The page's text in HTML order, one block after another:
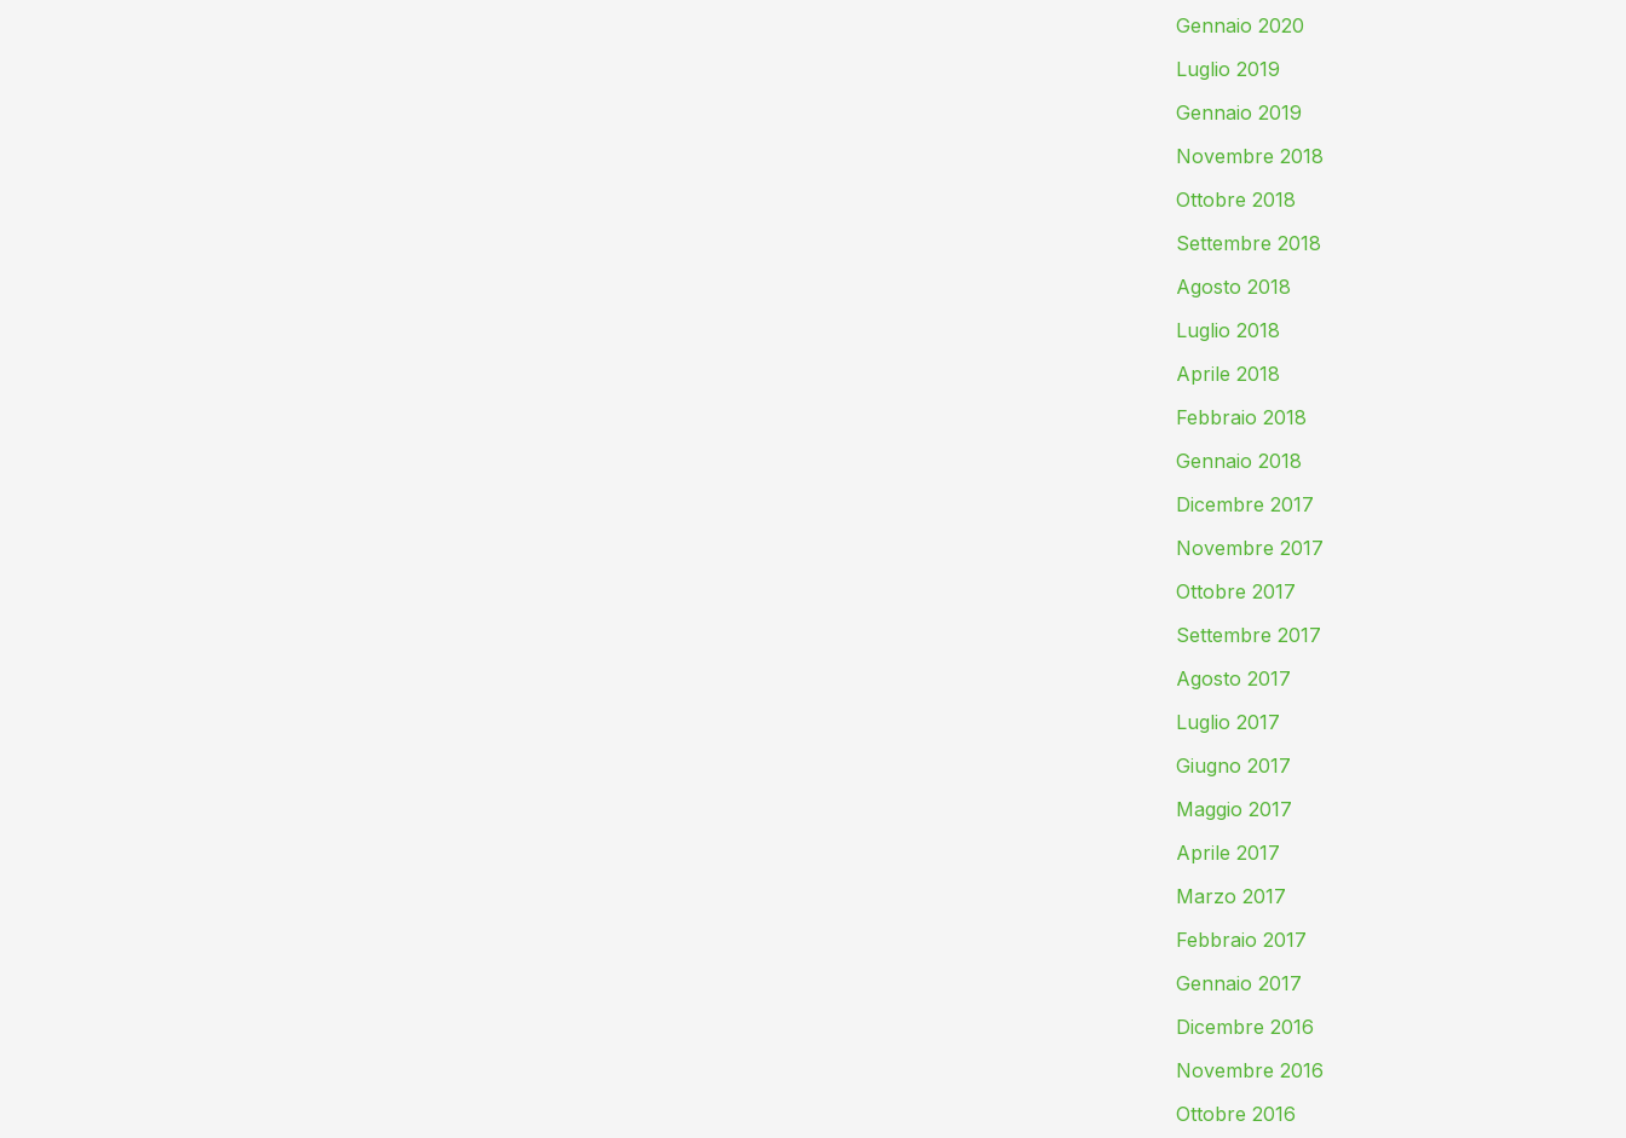
Gennaio 2020
Luglio 2019
Gennaio 2019
Novembre 2018
Ottobre 2018
Settembre 2018
Agosto 2018
Luglio 2018
Aprile 2018
Febbraio 2018
Gennaio 2018
Dicembre 2017
Novembre 2017
Ottobre 2017
Settembre 2017
Agosto 2017
Luglio 2017
Giugno 2017
Maggio 2017
Aprile 2017
Marzo 2017
Febbraio 2017
Gennaio 2017
Dicembre 2016
Novembre 2016
Ottobre 2016